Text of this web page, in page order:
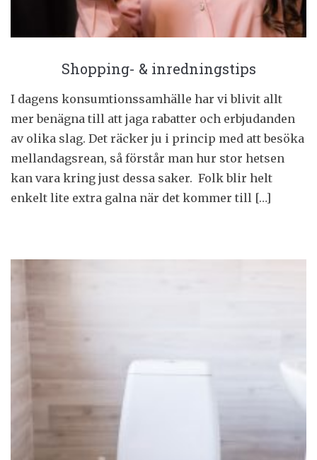
Shopping- & inredningstips
I dagens konsumtionssamhälle har vi blivit allt
mer benägna till att jaga rabatter och erbjudanden
av olika slag. Det räcker ju i princip med att besöka
mellandagsrean, så förstår man hur stor hetsen
kan vara kring just dessa saker. Folk blir helt
enkelt lite extra galna när det kommer till […]